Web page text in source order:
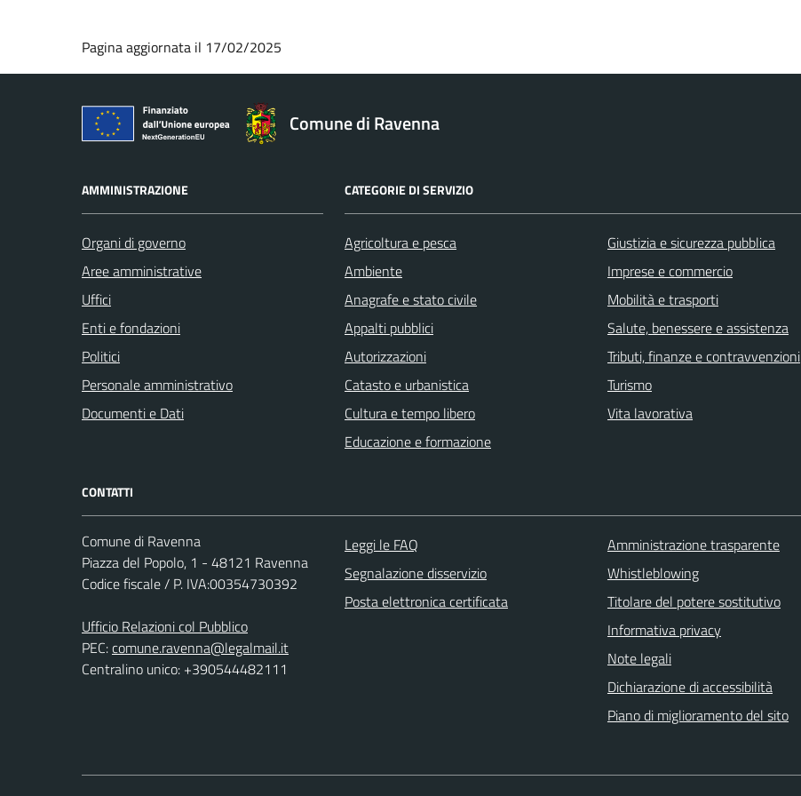
Pagina aggiornata il 17/02/2025
Comune di Ravenna
AMMINISTRAZIONE
Organi di governo
Aree amministrative
Uffici
Enti e fondazioni
Politici
Personale amministrativo
Documenti e Dati
CATEGORIE DI SERVIZIO
Agricoltura e pesca
Ambiente
Anagrafe e stato civile
Appalti pubblici
Autorizzazioni
Catasto e urbanistica
Cultura e tempo libero
Educazione e formazione
Giustizia e sicurezza pubblica
Imprese e commercio
Mobilità e trasporti
Salute, benessere e assistenza
Tributi, finanze e contravvenzioni
Turismo
Vita lavorativa
CONTATTI
Comune di Ravenna
Piazza del Popolo, 1 - 48121 Ravenna
Codice fiscale / P. IVA:00354730392
Ufficio Relazioni col Pubblico
PEC:comune.ravenna@legalmail.it
Centralino unico: +390544482111
Leggi le FAQ
Segnalazione disservizio
Posta elettronica certificata
Amministrazione trasparente
Whistleblowing
Titolare del potere sostitutivo
Informativa privacy
Note legali
Dichiarazione di accessibilità
Piano di miglioramento del sito